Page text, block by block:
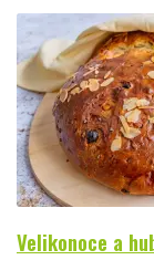
Velikonoce a